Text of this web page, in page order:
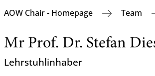
AOW Chair - Homepage Team
Mr Prof. Dr. Stefan
Lehrstuhlinhaber